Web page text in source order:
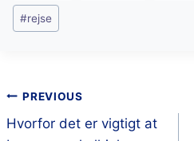
#rejse
PREVIOUS
Hvorfor det er vigtigt at